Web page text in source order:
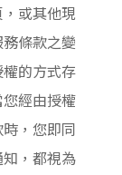
或其他現
條款之變
的方式存
經由授權
，您即同
，都視為